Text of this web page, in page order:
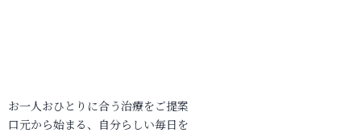
お一人おひとりに合う治療をご提案
口元から始まる、自分らしい毎日を